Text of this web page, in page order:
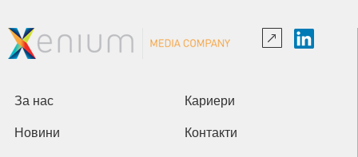
За нас Кариери
Новини Контакти